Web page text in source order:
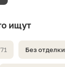
ищут
Без отделки